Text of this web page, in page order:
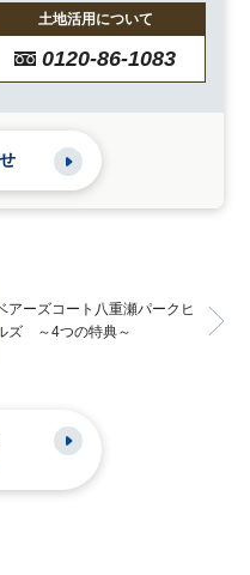
土地活用について
0120-86-1083
アーズコート八重瀬パークヒ
ズ ～4つの特典～